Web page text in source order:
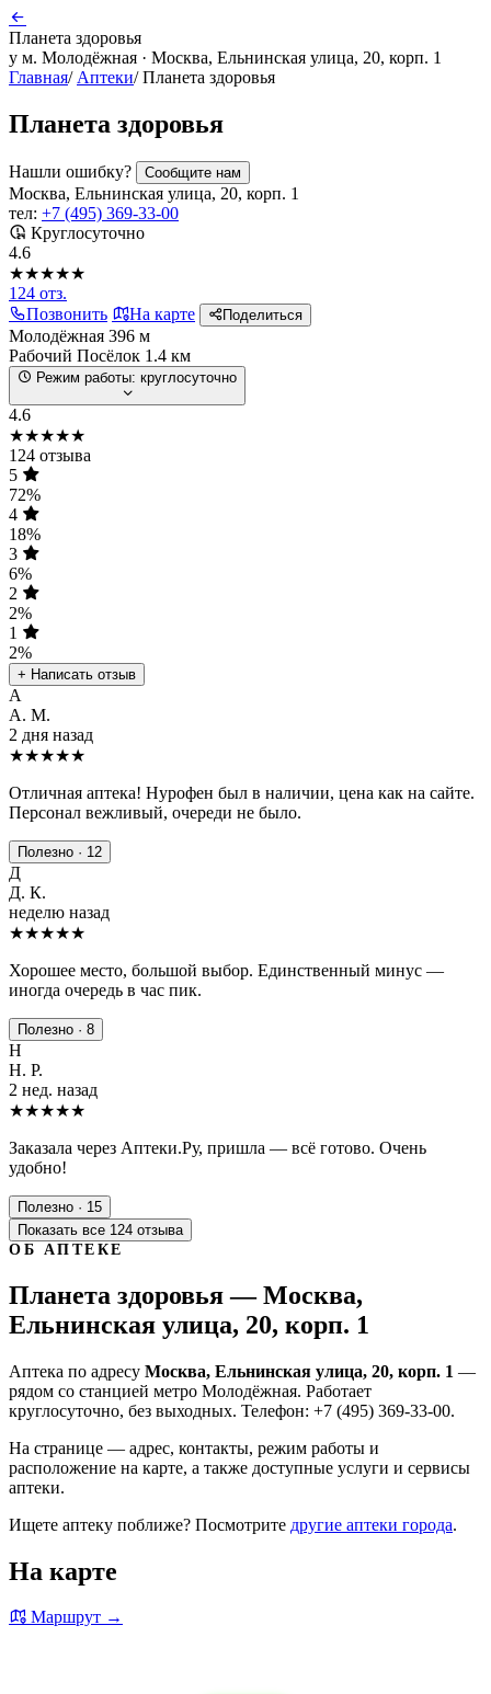
Планета здоровья
у м. Молодёжная · Москва, Ельнинская улица, 20, корп. 1
Главная/ Аптеки/ Планета здоровья
Планета здоровья
Нашли ошибку? Сообщите нам
Москва, Ельнинская улица, 20, корп. 1
тел: +7 (495) 369-33-00
Круглосуточно
4.6
★★★★★
124 отз.
Позвонить
На карте Поделиться
Молодёжная 396 м
Рабочий Посёлок 1.4 км
Режим работы: круглосуточно
4.6
★★★★★
124 отзыва
5
72%
4
18%
3
6%
2
2%
1
2%
+ Написать отзыв
А
А. М.
2 дня назад
★★★★★
Отличная аптека! Нурофен был в наличии, цена как на сайте.
Персонал вежливый, очереди не было.
Полезно · 12
Д
Д. К.
неделю назад
★★★★★
Хорошее место, большой выбор. Единственный минус —
иногда очередь в час пик.
Полезно · 8
Н
Н. Р.
2 нед. назад
★★★★★
Заказала через Аптеки.Ру, пришла — всё готово. Очень
удобно!
Полезно · 15
Показать все 124 отзыва
ОБ АПТЕКЕ
Планета здоровья — Москва,
Ельнинская улица, 20, корп. 1
Аптека по адресу Москва, Ельнинская улица, 20, корп. 1 —
рядом со станцией метро Молодёжная. Работает
круглосуточно, без выходных. Телефон: +7 (495) 369-33-00.
На странице — адрес, контакты, режим работы и
расположение на карте, а также доступные услуги и сервисы
аптеки.
Ищете аптеку поближе? Посмотрите другие аптеки города.
На карте
Маршрут →